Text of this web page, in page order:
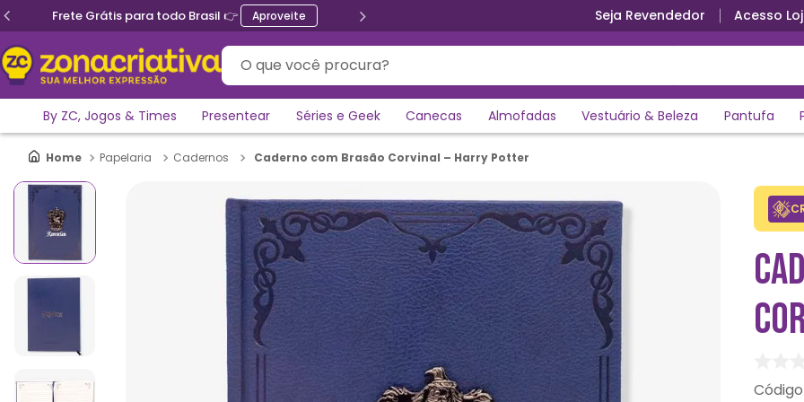
Ganhe 5% de desconto no PIX Parcele em até 12x sem jurosSeja Revendedor Acesso
O que você procura?
By ZC, Jogos & Times Presentear Séries e Geek Canecas Almofadas Vestuário & Beleza Pantufa
Papelaria Cadernos Caderno com Brasão Corvinal – Harry Potter